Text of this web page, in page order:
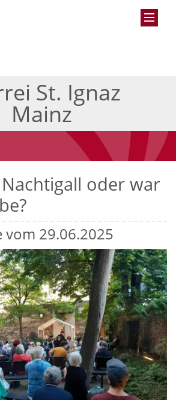
St. Ignaz
Mainz
oder war
vom 29.06.2025